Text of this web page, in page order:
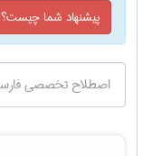
پیشنهاد شما چیست؟